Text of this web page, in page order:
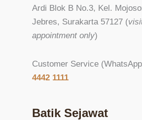
Ardi Blok B No.3, Kel.
Jebres, Surakarta 57127 (
appointment only)
Customer Service
4442 1111
Batik Sejawat